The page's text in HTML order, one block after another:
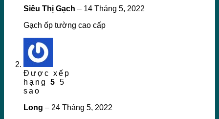
Siêu Thị Gạch – 14 Tháng 5, 2022
Gạch ốp tường cao cấp
Được xếp
hạng 5 5
sao
Long – 24 Tháng 5, 2022